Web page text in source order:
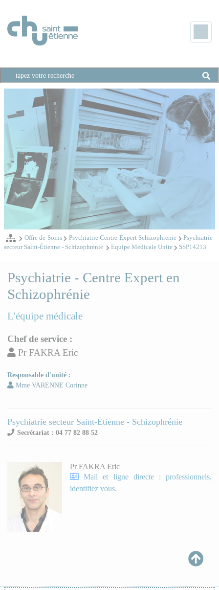
Offre de Soins Psychiatrie Centre Expert Schizophrenie
Psychiatrie
secteur Saint-Étienne - Schizophrénie
Equipe Medicale Unite SSP14213
Psychiatrie - Centre Expert en
Schizophrénie
L'équipe médicale
Chef de service :
Pr FAKRA Eric
Responsable d'unité :
Mme VARENNE Corinne
Psychiatrie secteur Saint-Étienne - Schizophrénie
Secrétariat : 04 77 82 88 52
Pr FAKRA Eric
Mail et ligne directe : professionnels,
identifiez vous.